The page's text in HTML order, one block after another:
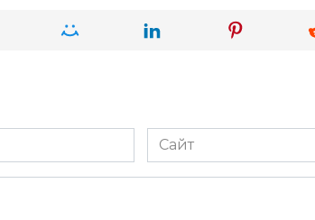
Сайт